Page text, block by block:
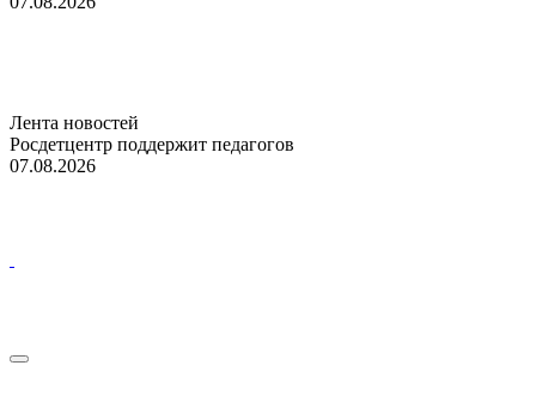
Лента новостей
Росдетцентр поддержит педагогов
07.08.2026